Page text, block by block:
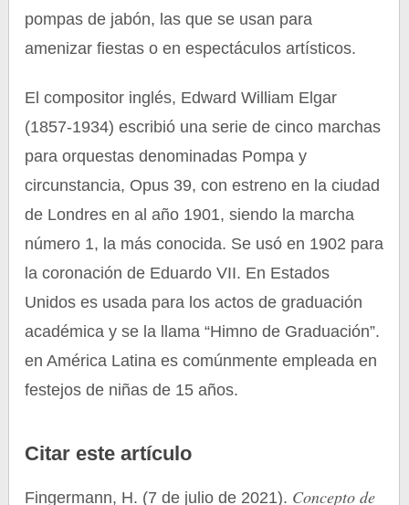
pompas de jabón, las que se usan para
amenizar fiestas o en espectáculos artísticos.
El compositor inglés, Edward William Elgar
(1857-1934) escribió una serie de cinco marchas
para orquestas denominadas Pompa y
circunstancia, Opus 39, con estreno en la ciudad
de Londres en al año 1901, siendo la marcha
número 1, la más conocida. Se usó en 1902 para
la coronación de Eduardo VII. En Estados
Unidos es usada para los actos de graduación
académica y se la llama “Himno de Graduación”.
en América Latina es comúnmente empleada en
festejos de niñas de 15 años.
Citar este artículo
Fingermann, H. (7 de julio de 2021). Concepto de